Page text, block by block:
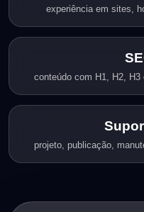
experiência em sites,
conteúdo com H1, H2, H3
projeto, publicação,